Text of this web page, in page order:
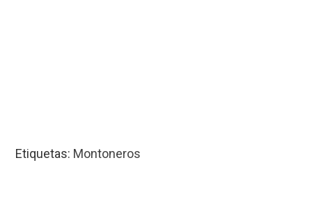
Etiquetas: Montoneros